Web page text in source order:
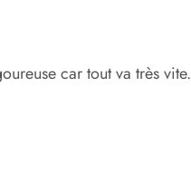
car tout va très vite.